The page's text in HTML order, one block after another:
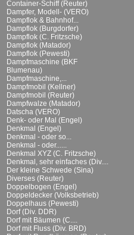
Container-Schiff (Reuter)
Dampfer, Modell- (VERO)
Dampflok & Bahnhof...
Dampflok (Burgdorfer)
Dampflok (C. Fritzsche)
Dampflok (Matador)
Dampflok (Pewesti)
Dampfmaschine (BKF
Blumenau)
Dampfmaschine,...
Dampfmobil (Kellner)
Dampfmobil (Reuter)
Dampfwalze (Matador)
Datscha (VERO)
Denk- oder Mal (Engel)
Denkmal (Engel)
Denkmal - oder so...
Denkmal - oder......
Denkmal XYZ (C. Fritzsche)
Denkmal, sehr einfaches (Div....
Der kleine Schwede (Sina)
Diverses (Reuter)
Doppelbogen (Engel)
Doppeldecker (Volksbetrieb)
Doppelhaus (Pewesti)
Dorf (Div. DDR)
Dorf mit Bäumen (C....
Dorf mit Fluss (Div. BRD)